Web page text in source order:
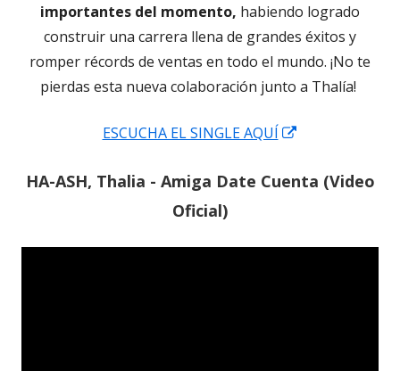
importantes del momento, habiendo logrado
construir una carrera llena de grandes éxitos y
romper récords de ventas en todo el mundo. ¡No te
pierdas esta nueva colaboración junto a Thalía!
ESCUCHA EL SINGLE AQUÍ
una
HA-ASH, Thalia - Amiga Date Cuenta (Video
Oficial)